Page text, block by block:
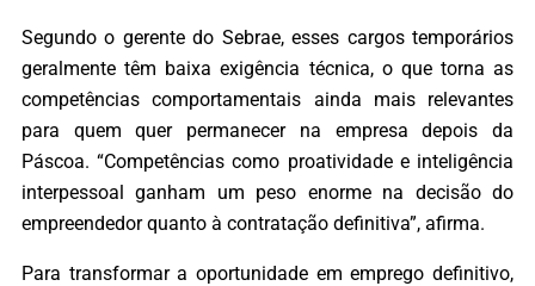
Segundo o gerente do Sebrae, esses cargos temporários
geralmente têm baixa exigência técnica, o que torna as
competências comportamentais ainda mais relevantes
para quem quer permanecer na empresa depois da
Páscoa. “Competências como proatividade e inteligência
interpessoal ganham um peso enorme na decisão do
empreendedor quanto à contratação definitiva”, afirma.
Para transformar a oportunidade em emprego definitivo,